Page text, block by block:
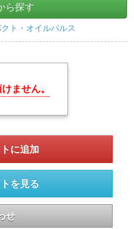
ら探す
ト・オイルパルス
ません。
を見る
せ